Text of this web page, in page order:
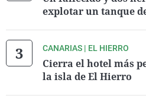
explotar un tanque
CANARIAS | EL HIERRO
Cierra el hotel más
la isla de El Hierro